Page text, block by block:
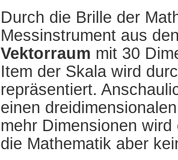
Durch die Brille der
Messinstrument aus
Vektorraum mit 30
Item der Skala wird
repräsentiert.
einen
mehr Dimensionen
die Mathematik aber